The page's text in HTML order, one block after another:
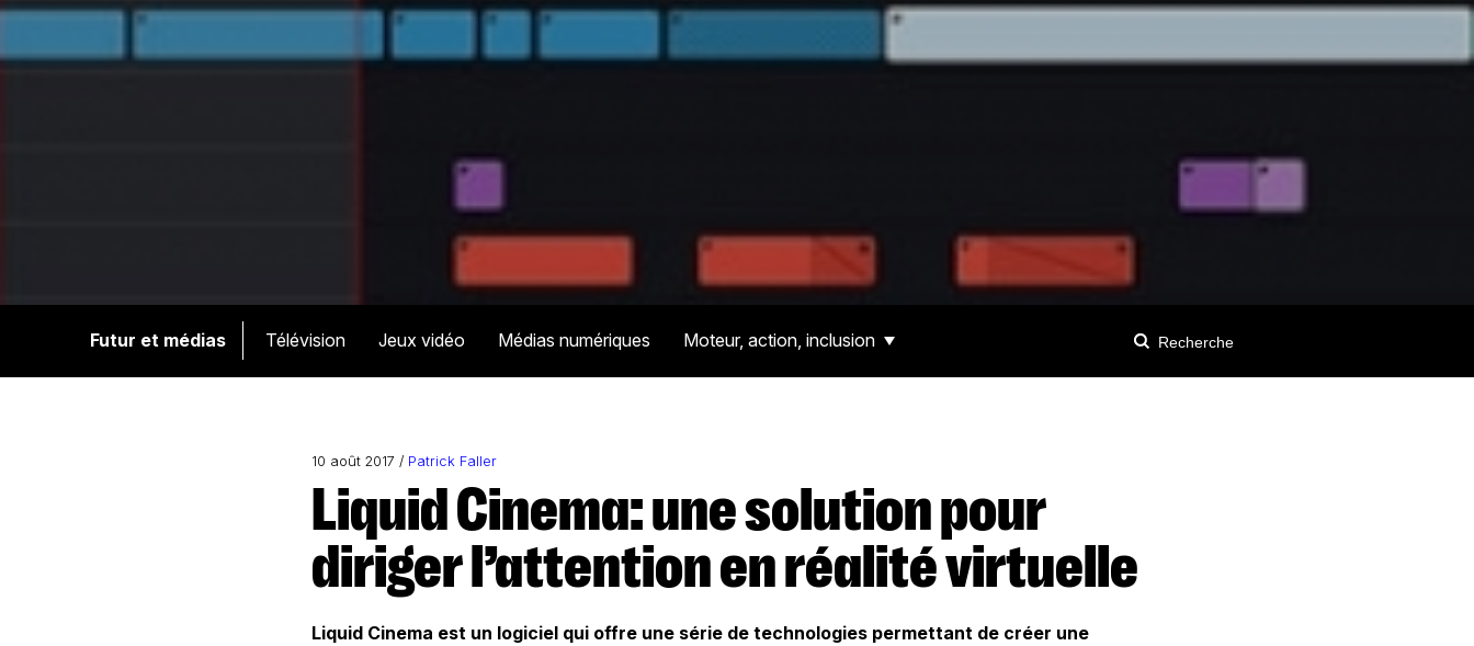
Futur et médias Télévision Jeux vidéo Médias numériques Moteur, action, inclusion
10 août 2017 / Patrick Faller
Liquid Cinema: une solution pour
diriger l’attention en réalité virtuelle
Liquid Cinema est un logiciel qui offre une série de technologies permettant de créer une